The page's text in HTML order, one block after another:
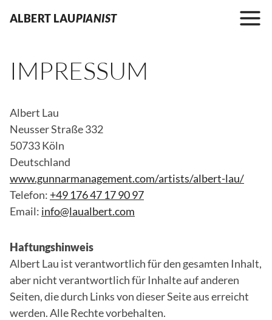
Inhalt
ALBERT LAUPIANIST
IMPRESSUM
Albert Lau
Neusser Straße 332
50733 Köln
Deutschland
www.gunnarmanagement.com/artists/albert-lau/
Telefon: +49 176 47 17 90 97
Email: info@laualbert.com
Haftungshinweis
Albert Lau ist verantwortlich für den gesamten Inhalt,
aber nicht verantwortlich für Inhalte auf anderen
Seiten, die durch Links von dieser Seite aus erreicht
werden. Alle Rechte vorbehalten.